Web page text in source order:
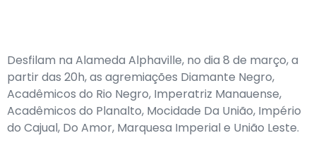
Desfilam na Alameda Alphaville, no dia 8 de março, a
partir das 20h, as agremiações Diamante Negro,
Acadêmicos do Rio Negro, Imperatriz Manauense,
Acadêmicos do Planalto, Mocidade Da União, Império
do Cajual, Do Amor, Marquesa Imperial e União Leste.